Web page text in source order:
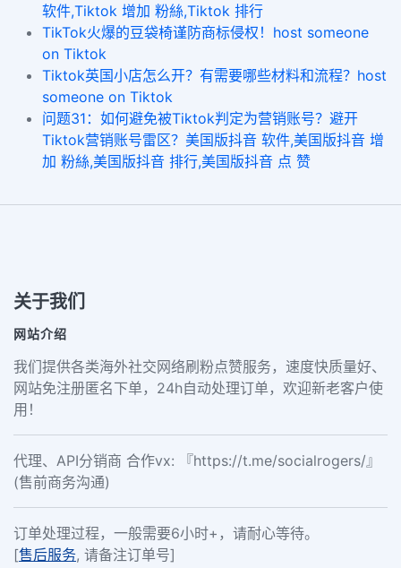
软件,Tiktok 增加 粉絲,Tiktok 排行
TikTok火爆的豆袋椅谨防商标侵权！host someone
on Tiktok
Tiktok英国小店怎么开？有需要哪些材料和流程？host
someone on Tiktok
问题31：如何避免被Tiktok判定为营销账号？避开
Tiktok营销账号雷区？美国版抖音 软件,美国版抖音 增
加 粉絲,美国版抖音 排行,美国版抖音 点 赞
关于我们
网站介绍
我们提供各类海外社交网络刷粉点赞服务，速度快质量好、
网站免注册匿名下单，24h自动处理订单，欢迎新老客户使
用！
代理、API分销商 合作vx: 『https://t.me/socialrogers/』
(售前商务沟通)
订单处理过程，一般需要6小时+，请耐心等待。
[售后服务, 请备注订单号]